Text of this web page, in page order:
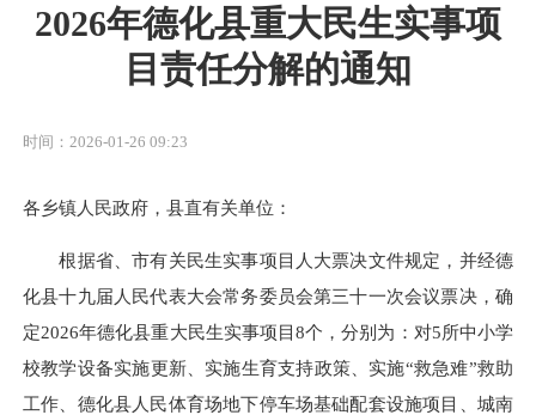
2026年德化县重大民生实事项
目责任分解的通知
时间：2026-01-26 09:23
各乡镇人民政府，县直有关单位：
根据省、市有关民生实事项目人大票决文件规定，并经德
化县十九届人民代表大会常务委员会第三十一次会议票决，确
定2026年德化县重大民生实事项目8个，分别为：对5所中小学
校教学设备实施更新、实施生育支持政策、实施“救急难”救助
工作、德化县人民体育场地下停车场基础配套设施项目、城南